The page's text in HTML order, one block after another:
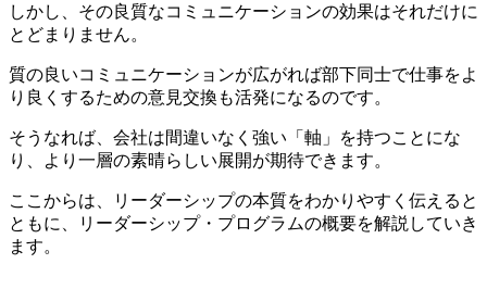
しかし、その良質なコミュニケーションの効果はそれだけに
とどまりません。
質の良いコミュニケーションが広がれば部下同士で仕事をよ
り良くするための意見交換も活発になるのです。
そうなれば、会社は間違いなく強い「軸」を持つことにな
り、より一層の素晴らしい展開が期待できます。
ここからは、リーダーシップの本質をわかりやすく伝えると
ともに、リーダーシップ・プログラムの概要を解説していき
ます。